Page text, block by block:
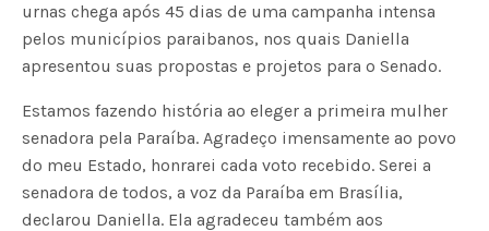
urnas chega após 45 dias de uma campanha intensa
pelos municípios paraibanos, nos quais Daniella
apresentou suas propostas e projetos para o Senado.
Estamos fazendo história ao eleger a primeira mulher
senadora pela Paraíba. Agradeço imensamente ao povo
do meu Estado, honrarei cada voto recebido. Serei a
senadora de todos, a voz da Paraíba em Brasília,
declarou Daniella. Ela agradeceu também aos